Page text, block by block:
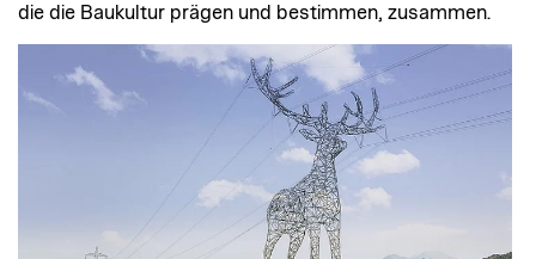
die die Baukultur prägen und bestimmen, zusammen.